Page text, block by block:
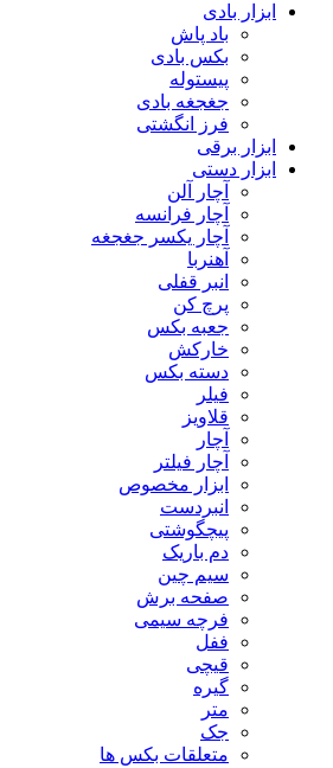
ابزار بادی
باد پاش
بکس بادی
پیستوله
جغجغه بادی
فرز انگشتی
ابزار برقی
ابزار دستی
آچار آلن
آچار فرانسه
آچار یکسر جغجغه
آهنربا
انبر قفلی
پرچ کن
جعبه بکس
خارکش
دسته بکس
فیلر
قلاویز
آچار
آچار فیلتر
ابزار مخصوص
انبردست
پیچگوشتی
دم باریک
سیم چین
صفحه برش
فرچه سیمی
ففل
قیچی
گیره
متر
جک
متعلقات بکس ها